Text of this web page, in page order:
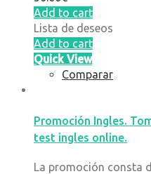
Add to cart
Lista de deseos
Add to cart
Quick View
Comparar
Promoción Ingles.
test ingles online.
La promoción consta